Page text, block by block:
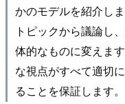
かのモデルを紹介し
トピックから議論し
体的なものに変えま
な視点がすべて適切
ることを保証します。